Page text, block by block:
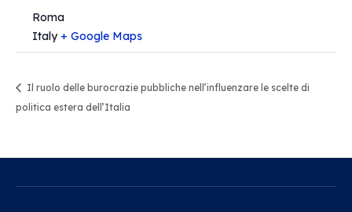
Roma
Italy + Google Maps
Il ruolo delle burocrazie pubbliche nell’influenzare le scelte di
politica estera dell’Italia